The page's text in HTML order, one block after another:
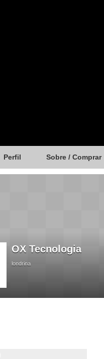
Perfil Sobre / Comprar
OX Tecnologia
londrina